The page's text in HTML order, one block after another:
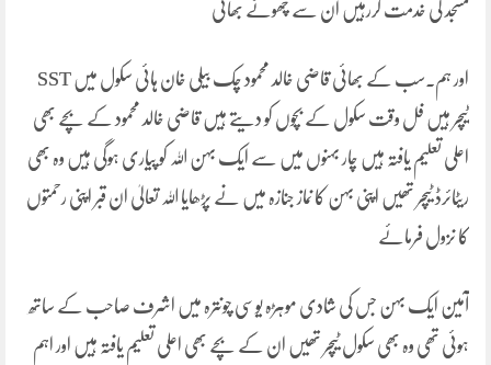
مسجد کی خدمت کررہیں ان سے چھوٹے بھائی
اور ہم۔سب کے بھائی قاضی خالد محمود چک بیلی خان ہائی سکول میں SST
ٹیچر ہیں فل وقت سکول کے بچوں کو دیتے ہیں قاضی خالد محمود کے بچے بھی
اعلی تعلیم یافتہ ہیں چار بہنوں میں سے ایک بہن اللہ کو پیاری ہوگی ہیں وہ بھی
ریٹائرڈ ٹیچر تھیں اپنی بہن کا نماز جنازہ میں نے پڑھایا اللہ تعالیٰ ان قبر اپنی رحمتوں
کا نزول فرمائے
آمین ایک بہن جس کی شادی موہڑہ یوسی چونترہ میں اشرف صاحب کے ساتھ
ہوئی تھی وہ بھی سکول ٹیچر تھیں ان کے بچے بھی اعلی تعلیم یافتہ ہیں اور اہم